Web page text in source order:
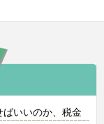
いいのか、税金